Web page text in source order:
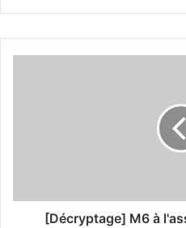
[Décryptage] M6 à